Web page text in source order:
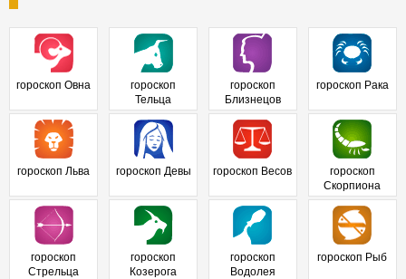
гороскоп Овна
гороскоп
Тельца
гороскоп
Близнецов
гороскоп Рака
гороскоп Льва гороскоп Девы гороскоп Весов
гороскоп
Скорпиона
гороскоп
Стрельца
гороскоп
Козерога
гороскоп
Водолея
гороскоп Рыб